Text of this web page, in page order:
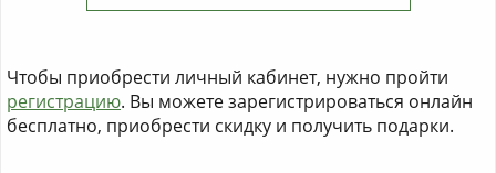
Чтобы приобрести личный кабинет, нужно пройти
регистрацию. Вы можете зарегистрироваться онлайн
бесплатно, приобрести скидку и получить подарки.